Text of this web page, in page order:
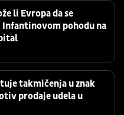
li Evropa da se
pohodu na
takmičenja u znak
prodaje udela u